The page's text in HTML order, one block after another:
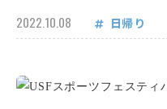
2022.10.08 日帰り